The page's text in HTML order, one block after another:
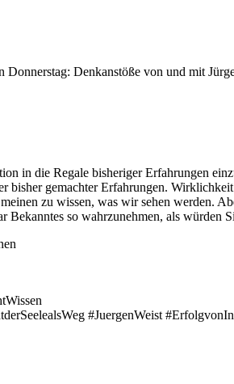
Denkanstöße von und mit
in die Regale bisheriger Erfahrungen
gemachter Erfahrungen.
zu wissen, was wir sehen werden.
Bekanntes so wahrzunehmen, als würden
#JuergenWeist